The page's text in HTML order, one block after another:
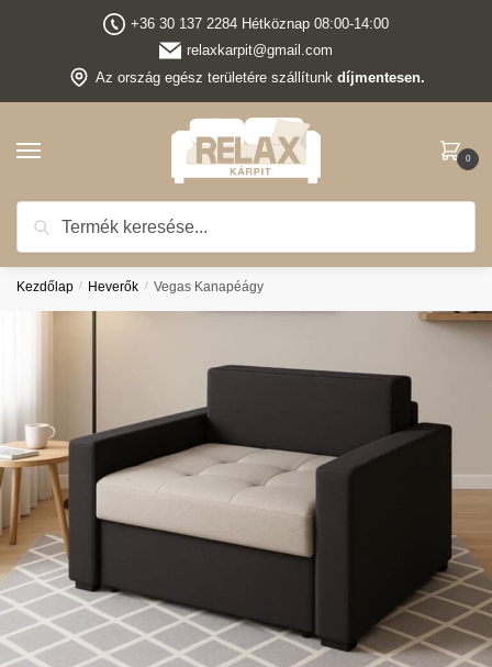
navigációhoz
+36 30 137 2284 Hétköznap 08:00-14:00
relaxkarpit@gmail.com
Az ország egész területére szállítunk díjmentesen.
következőre:
0
Ingyenes kiszállításminden termékünkre, az ország bármely pontjára !
Kezdőlap / Heverők / Vegas Kanapéágy